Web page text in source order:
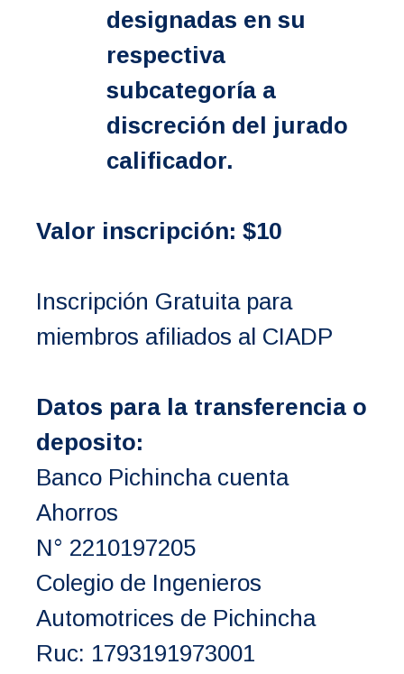
designadas en su
respectiva
subcategoría a
discreción del jurado
calificador.
Valor inscripción: $10
Inscripción Gratuita para
miembros afiliados al CIADP
Datos para la transferencia o
deposito:
Banco Pichincha cuenta
Ahorros
N° 2210197205
Colegio de Ingenieros
Automotrices de Pichincha
Ruc: 1793191973001